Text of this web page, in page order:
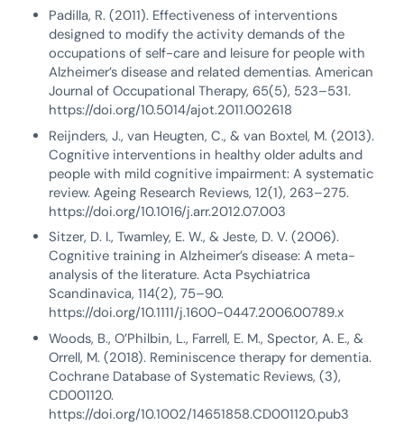
Padilla, R. (2011). Effectiveness of interventions
designed to modify the activity demands of the
occupations of self-care and leisure for people with
Alzheimer’s disease and related dementias. American
Journal of Occupational Therapy, 65(5), 523–531.
https://doi.org/10.5014/ajot.2011.002618
Reijnders, J., van Heugten, C., & van Boxtel, M. (2013).
Cognitive interventions in healthy older adults and
people with mild cognitive impairment: A systematic
review. Ageing Research Reviews, 12(1), 263–275.
https://doi.org/10.1016/j.arr.2012.07.003
Sitzer, D. I., Twamley, E. W., & Jeste, D. V. (2006).
Cognitive training in Alzheimer’s disease: A meta-
analysis of the literature. Acta Psychiatrica
Scandinavica, 114(2), 75–90.
https://doi.org/10.1111/j.1600-0447.2006.00789.x
Woods, B., O’Philbin, L., Farrell, E. M., Spector, A. E., &
Orrell, M. (2018). Reminiscence therapy for dementia.
Cochrane Database of Systematic Reviews, (3),
CD001120.
https://doi.org/10.1002/14651858.CD001120.pub3